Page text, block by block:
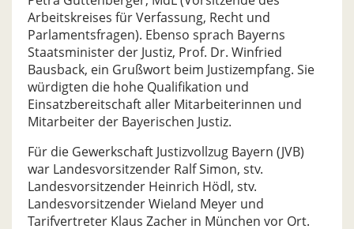
Arbeitskreises für Verfassung, Recht und
Parlamentsfragen). Ebenso sprach Bayerns
Staatsminister der Justiz, Prof. Dr. Winfried
Bausback, ein Grußwort beim Justizempfang. Sie
würdigten die hohe Qualifikation und
Einsatzbereitschaft aller Mitarbeiterinnen und
Mitarbeiter der Bayerischen Justiz.
Für die Gewerkschaft Justizvollzug Bayern (JVB)
war Landesvorsitzender Ralf Simon, stv.
Landesvorsitzender Heinrich Hödl, stv.
Landesvorsitzender Wieland Meyer und
Tarifvertreter Klaus Zacher in München vor Ort.